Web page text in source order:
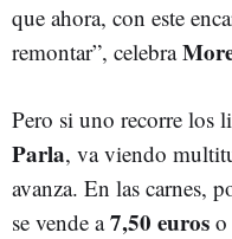
que ahora, con este
remontar”, celebra
Pero si uno recorre los
Parla, va viendo
avanza. En las carnes,
se vende a7,50 euros o